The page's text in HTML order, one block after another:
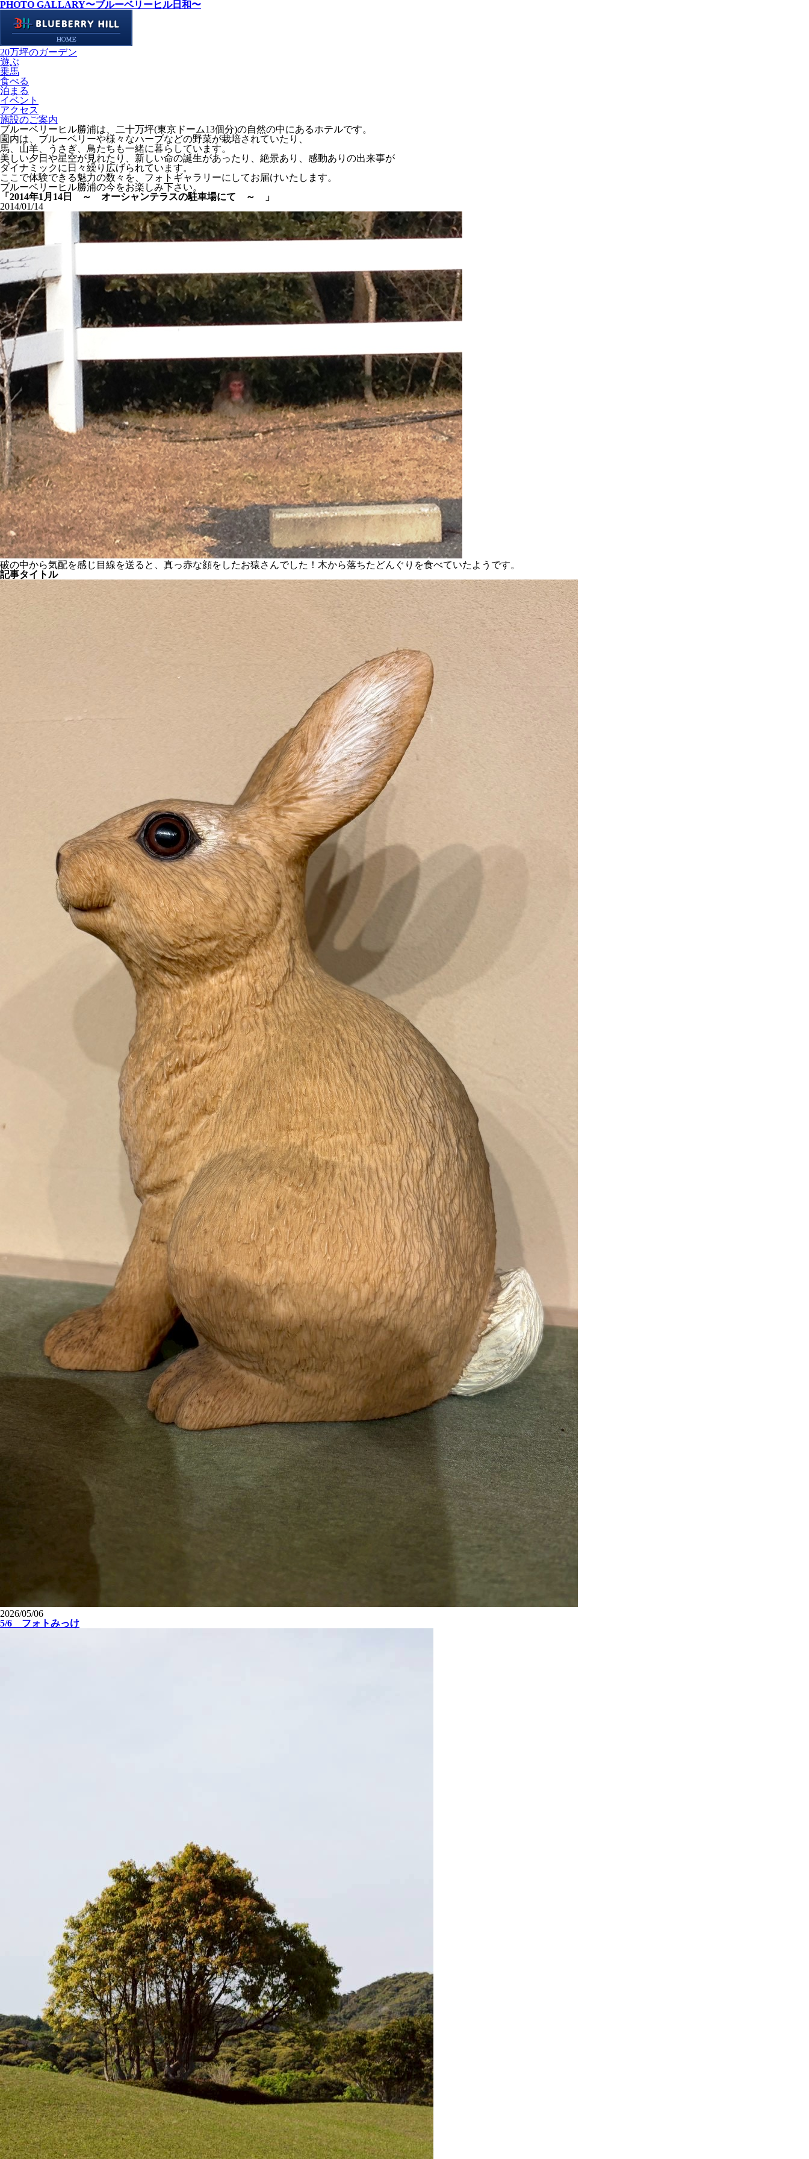
PHOTO GALLARY〜ブルーベリーヒル日和〜
20万坪のガーデン
遊ぶ
乗馬
食べる
泊まる
イベント
アクセス
施設のご案内
ブルーベリーヒル勝浦は、二十万坪(東京ドーム13個分)の自然の中にあるホテルです。
園内は、ブルーベリーや様々なハーブなどの野菜が栽培されていたり、
馬、山羊、うさぎ、鳥たちも一緒に暮らしています。
美しい夕日や星空が見れたり、新しい命の誕生があったり、絶景あり、感動ありの出来事が
ダイナミックに日々繰り広げられています。
ここで体験できる魅力の数々を、フォトギャラリーにしてお届けいたします。
ブルーベリーヒル勝浦の今をお楽しみ下さい。
「2014年1月14日 ～ オーシャンテラスの駐車場にて ～ 」
2014/01/14
破の中から気配を感じ目線を送ると、真っ赤な顔をしたお猿さんでした！木から落ちたどんぐりを食べていたようです。
記事タイトル
2026/05/06
5/6 フォトみっけ